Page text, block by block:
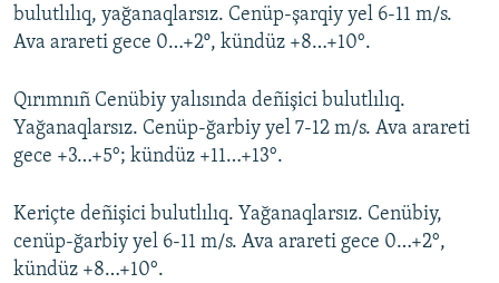
bulutlılıq, yağanaqlarsız. Cenüp-şarqiy yel 6-11 m/s.
Ava arareti gece 0…+2º, kündüz +8…+10°.
Qırımnıñ Cenübiy yalısında deñişici bulutlılıq.
Yağanaqlarsız. Cenüp-ğarbiy yel 7-12 m/s. Ava arareti
gece +3…+5°; kündüz +11…+13°.
Keriçte deñişici bulutlılıq. Yağanaqlarsız. Cenübiy,
cenüp-ğarbiy yel 6-11 m/s. Ava arareti gece 0…+2°,
kündüz +8…+10°.